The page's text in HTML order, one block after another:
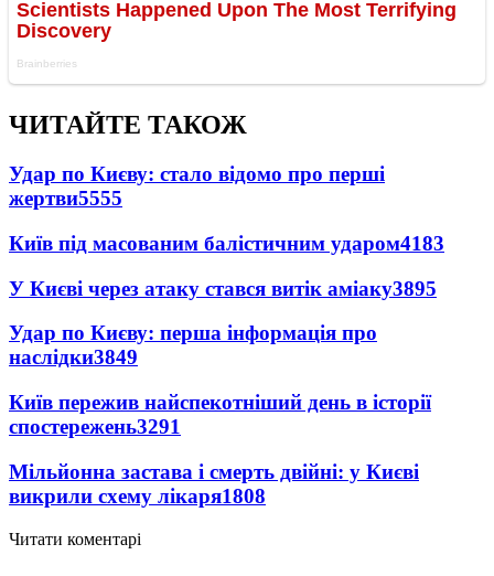
ЧИТАЙТЕ ТАКОЖ
Удар по Києву: стало відомо про перші
жертви5555
Київ під масованим балістичним ударом4183
У Києві через атаку стався витік аміаку3895
Удар по Києву: перша інформація про
наслідки3849
Київ пережив найспекотніший день в історії
спостережень3291
Мільйонна застава і смерть двійні: у Києві
викрили схему лікаря1808
Читати коментарі